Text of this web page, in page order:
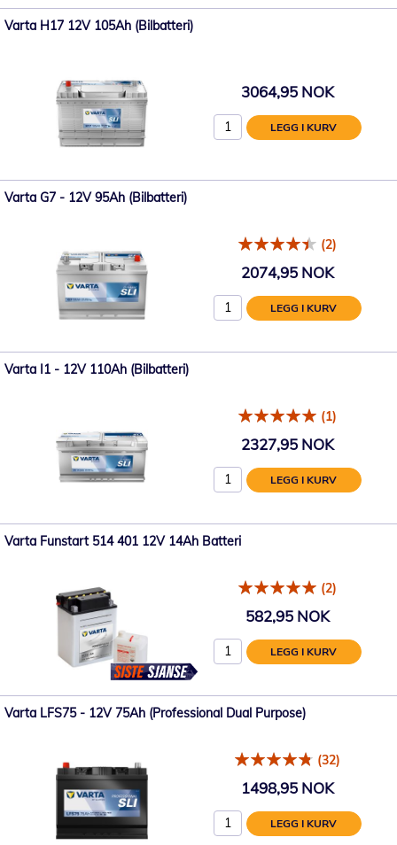
Varta H17 12V 105Ah (Bilbatteri)
3064,95 NOK
LEGG I KURV
Varta G7 - 12V 95Ah (Bilbatteri)
(2)
2074,95 NOK
LEGG I KURV
Varta I1 - 12V 110Ah (Bilbatteri)
(1)
2327,95 NOK
LEGG I KURV
Varta Funstart 514 401 12V 14Ah Batteri
(2)
582,95 NOK
LEGG I KURV
Varta LFS75 - 12V 75Ah (Professional Dual Purpose)
(32)
1498,95 NOK
LEGG I KURV